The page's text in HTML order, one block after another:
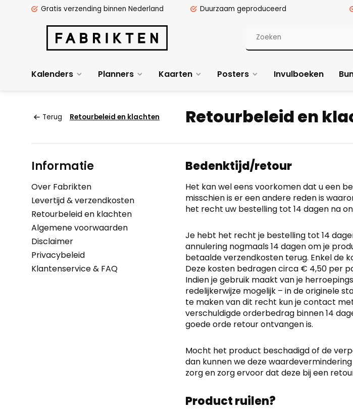
Gratis verzending binnen Nederland Duurzaam geproduceerd
Kalenders Planners Kaarten Posters Invulboeken
Terug Retourbeleid en klachten Retourbeleid en
Informatie
Over Fabrikten
Levertijd & verzendkosten
Retourbeleid en klachten
Algemene voorwaarden
Disclaimer
Privacybeleid
Klantenservice & FAQ
Bedenktijd/retour
Het kan wel eens voorkomen dat u een
misschien is er een andere reden is
het recht uw bestelling tot 14 dagen na
Je hebt het recht je bestelling tot 14
annulering nogmaals 14 dagen om je
betaalde verzendkosten terug. Enkel de
Deze kosten bedragen circa € 4,50 per
Indien je gebruik maakt van je
redelijkerwijze mogelijk – in de originele
te maken van dit recht kun je contact
verschuldigde orderbedrag binnen 14
goede orde retour ontvangen is.
Mocht het product beschadigd of de
dan kunnen we deze
zorg en zorg ervoor dat deze bij een
Product ruilen?